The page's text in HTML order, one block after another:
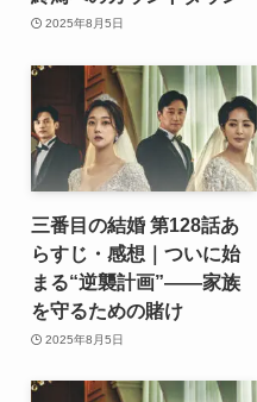
2025年8月5日
三番目の結婚 第128話あ
らすじ・感想｜ついに始
まる“逆襲計画”――家族
を守るための賭け
2025年8月5日